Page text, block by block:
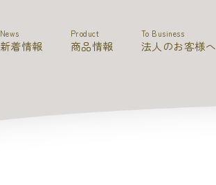
News
新着情報
Product
商品情報
To Business
法人のお客様へ